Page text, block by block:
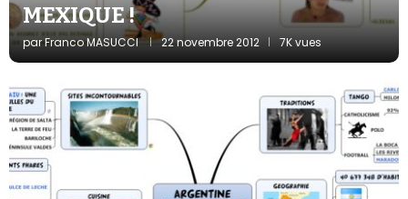
MEXIQUE !
parFranco MASUCCI 22 novembre 2012 7K vues